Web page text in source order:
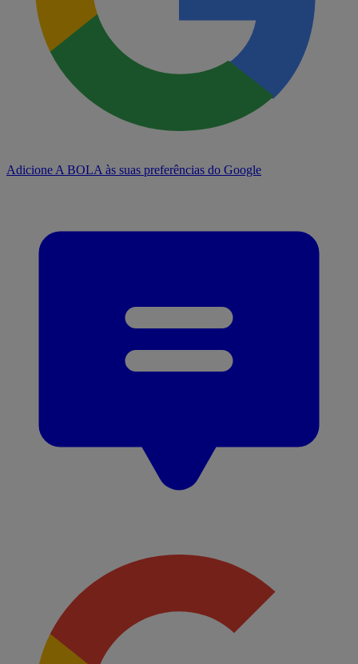
Adicione A BOLA às suas preferências do Google